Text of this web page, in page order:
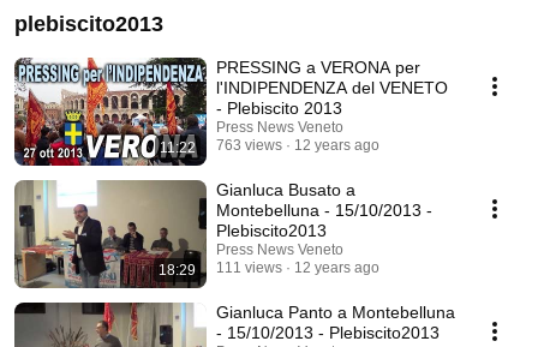
plebiscito2013
11:22
PRESSING a VERONA per
l'INDIPENDENZA del VENETO
- Plebiscito 2013
Press News Veneto
763 views
12 years ago
18:29
Gianluca Busato a
Montebelluna - 15/10/2013 -
Plebiscito2013
Press News Veneto
111 views
12 years ago
Gianluca Panto a Montebelluna
- 15/10/2013 - Plebiscito2013